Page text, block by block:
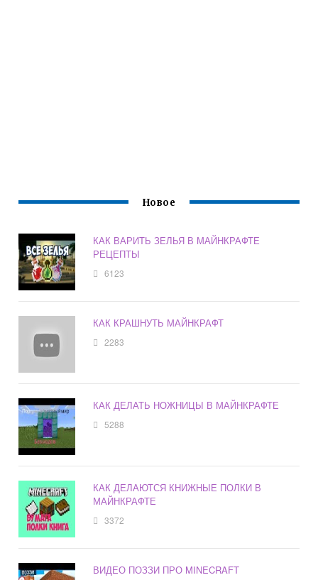
Новое
КАК ВАРИТЬ ЗЕЛЬЯ В МАЙНКРАФТЕ
РЕЦЕПТЫ
6123
КАК КРАШНУТЬ МАЙНКРАФТ
2283
КАК ДЕЛАТЬ НОЖНИЦЫ В МАЙНКРАФТЕ
5288
КАК ДЕЛАЮТСЯ КНИЖНЫЕ ПОЛКИ В
МАЙНКРАФТЕ
3372
ВИДЕО ПОЗЗИ ПРО MINECRAFT